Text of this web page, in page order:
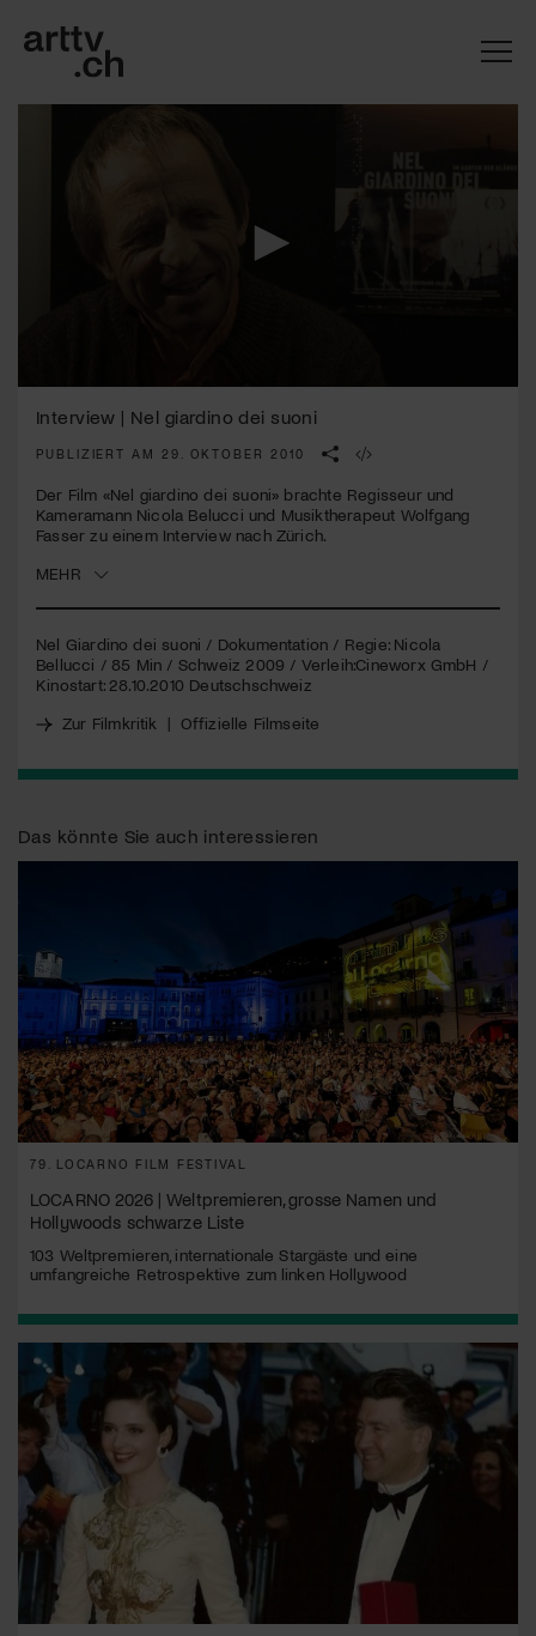
seconds
25
seconds
Interview | Nel giardino dei suoni
PUBLIZIERT AM 29. OKTOBER 2010
Der Film «Nel giardino dei suoni» brachte Regisseur und
Kameramann Nicola Belucci und Musiktherapeut Wolfgang
Fasser zu einem Interview nach Zürich.
MEHR
Nel Giardino dei suoni / Dokumentation / Regie: Nicola
Bellucci / 85 Min / Schweiz 2009 / Verleih:Cineworx GmbH /
Kinostart: 28.10.2010 Deutschschweiz
Zur Filmkritik | Offizielle Filmseite
Das könnte Sie auch interessieren
79. LOCARNO FILM FESTIVAL
LOCARNO 2026 | Weltpremieren, grosse Namen und
Hollywoods schwarze Liste
103 Weltpremieren, internationale Stargäste und eine
umfangreiche Retrospektive zum linken Hollywood
Mach mit: «Be Part of the Art»!
Engagiere dich als Kulturliebhaber:in, Kulturschaffende(r) oder
Mit deiner Mitgliedschaft erhältst du kostenlosen Zugang zu
diversen Kulturevents.